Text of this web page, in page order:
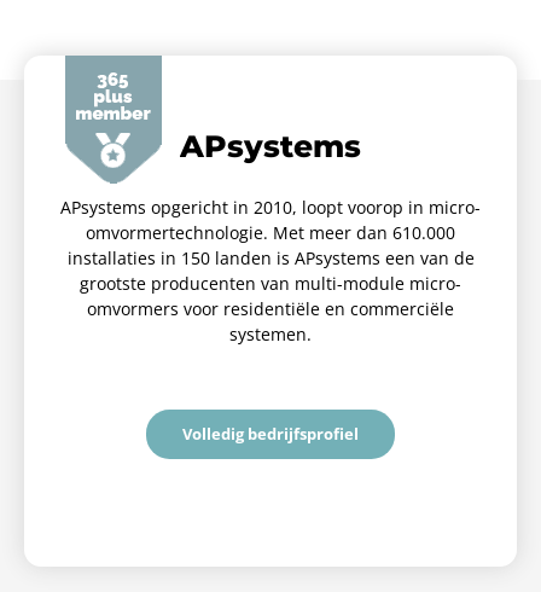
APsystems
APsystems opgericht in 2010, loopt voorop in micro-
omvormertechnologie. Met meer dan 610.000
installaties in 150 landen is APsystems een van de
grootste producenten van multi-module micro-
omvormers voor residentiële en commerciële
systemen.
Volledig bedrijfsprofiel